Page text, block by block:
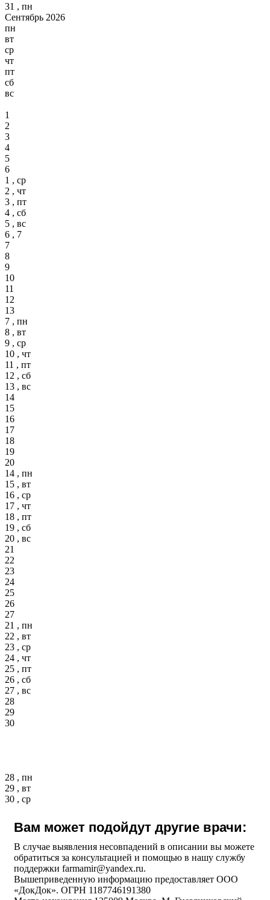
31 , пн
Сентябрь 2026
пн
вт
ср
чт
пт
сб
вс
1
2
3
4
5
6
1 , ср
2 , чт
3 , пт
4 , сб
5 , вс
6 , 7
7
8
9
10
11
12
13
7 , пн
8 , вт
9 , ср
10 , чт
11 , пт
12 , сб
13 , вс
14
15
16
17
18
19
20
14 , пн
15 , вт
16 , ср
17 , чт
18 , пт
19 , сб
20 , вс
21
22
23
24
25
26
27
21 , пн
22 , вт
23 , ср
24 , чт
25 , пт
26 , сб
27 , вс
28
29
30
28 , пн
29 , вт
30 , ср
Вам может подойдут другие врачи:
В случае выявления несовпадений в описании вы можете
обратиться за консультацией и помощью в нашу службу
поддержки farmamir@yandex.ru.
Вышеприведенную информацию предоставляет ООО
«ДокДок». ОГРН 1187746191380